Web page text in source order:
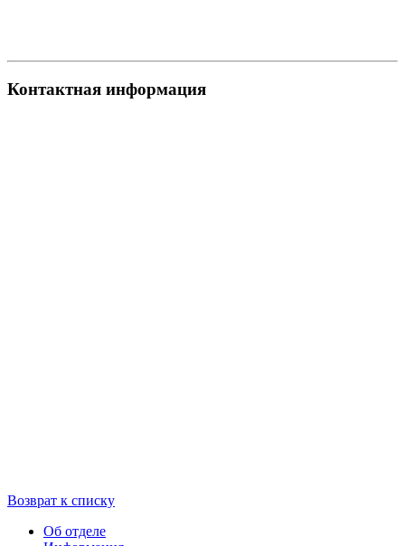
Контактная информация
Возврат к списку
Об отделе